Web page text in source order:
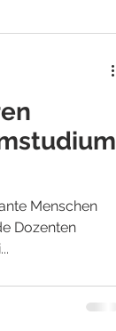
Menschen
Dozenten